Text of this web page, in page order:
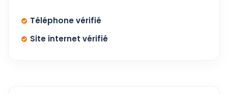
Téléphone vérifié
Site internet vérifié